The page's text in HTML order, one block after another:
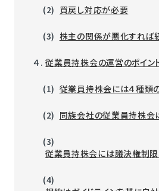
(2) 買戻し対応が必要
(3) 株主の関係が悪化すれば
４. 従業員持株会の運営のポイン
(1) 従業員持株会には４種類
(2) 同族会社の従業員持株会
(3)
従業員持株会には議決権制
(4)